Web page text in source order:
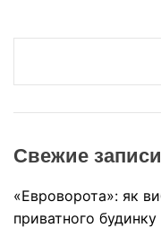
r
h
Свежие записи
«Евроворота»: як
приватного будинку